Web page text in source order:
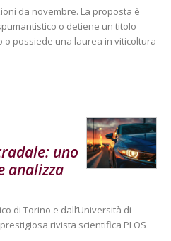
da novembre. La proposta è
o detiene un titolo
possiede una laurea in viticoltura
uno
analizza
di Torino e dall’Università di
rivista scientifica PLOS